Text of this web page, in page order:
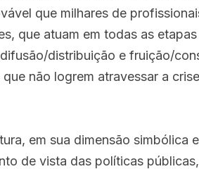
que milhares de
que atuam em todas as
distribuição e fruição/
não logrem atravessar a
em sua dimensão simbólica
de vista das políticas